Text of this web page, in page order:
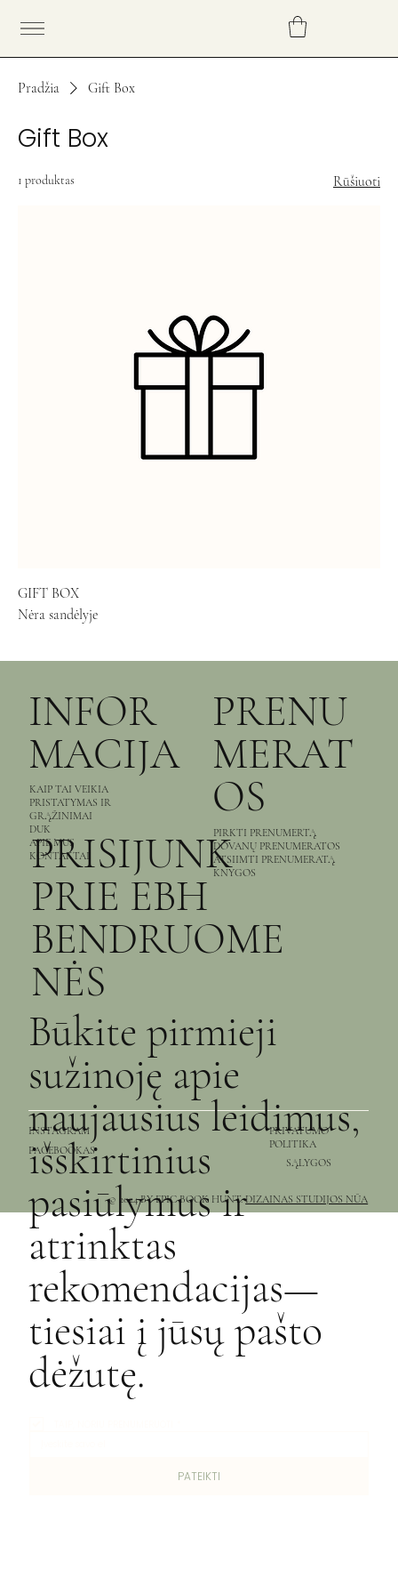
Pradžia Gift Box
Gift Box
1 produktas Rūšiuoti
GIFT BOX
Nėra sandėlyje
INFOR
MACIJA
KAIP TAI VEIKIA
PRISTATYMAS IR
GRĄŽINIMAI
DUK
APIE MUS
KONTAKTAI
PRENU
MERAT
OS
PIRKTI PRENUMERTĄ
DOVANŲ PRENUMERATOS
ATSIIMTI PRENUMERATĄ
KNYGOS
PRIVATUMO
POLITIKA
SĄLYGOS
© 2024 BY EPIC BOOK HUNT.DIZAINAS STUDIJOS NŪA
INSTAGRAM
FACEBOOKAS
PRISIJUNK
PRIE EBH
BENDRUOME
NĖS
Būkite pirmieji
sužinoję apie
naujausius leidimus,
išskirtinius
pasiūlymus ir
atrinktas
rekomendacijas—
tiesiai į jūsų pašto
dėžutę.
PATEIKTI